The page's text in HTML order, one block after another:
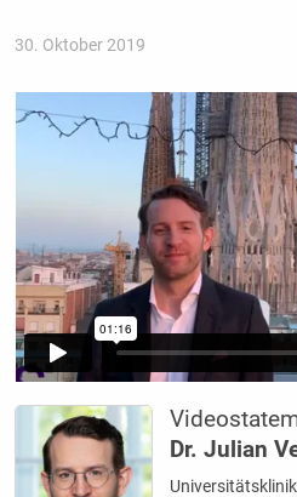
30. Oktober 2019
Dr. Julian